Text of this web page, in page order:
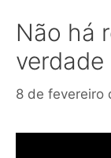
Não há
verdade
8 de fevereiro